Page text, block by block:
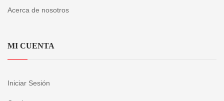
Acerca de nosotros
MI CUENTA
Iniciar Sesión